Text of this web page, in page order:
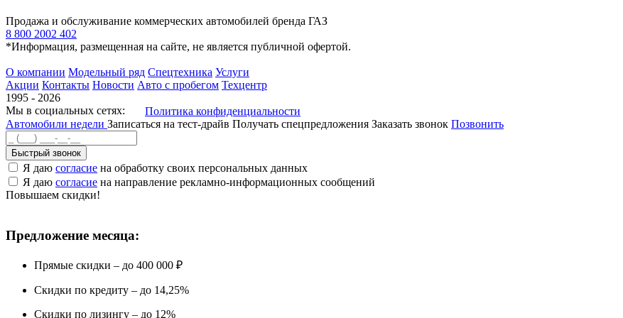
Продажа и обслуживание коммерческих автомобилей бренда ГАЗ
8 800 2002 402
*Информация, размещенная на сайте, не является публичной офертой.
О компании Модельный ряд Спецтехника Услуги
Акции Контакты Новости Авто с пробегом Техцентр
1995 - 2026
Мы в социальных сетях:
Политика конфиденциальности
Автомобили недели Записаться на тест-драйв Получать спецпредложения Заказать звонок Позвонить
Быстрый звонок
Я даю согласие на обработку своих персональных данных
Я даю согласие на направление рекламно-информационных сообщений
Повышаем скидки!
Предложение месяца:
Прямые скидки – до 400 000 ₽
Скидки по кредиту – до 14,25%
Скидки по лизингу – до 12%